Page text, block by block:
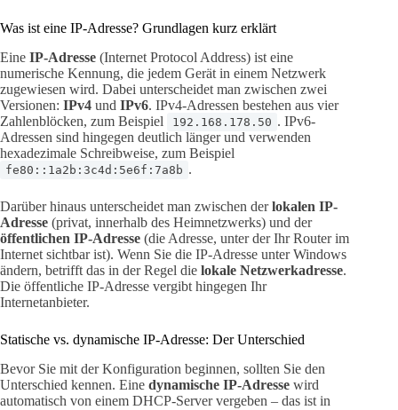
Was ist eine IP-Adresse? Grundlagen kurz erklärt
Eine IP-Adresse (Internet Protocol Address) ist eine
numerische Kennung, die jedem Gerät in einem Netzwerk
zugewiesen wird. Dabei unterscheidet man zwischen zwei
Versionen: IPv4 und IPv6. IPv4-Adressen bestehen aus vier
Zahlenblöcken, zum Beispiel
192.168.178.50 . IPv6-
Adressen sind hingegen deutlich länger und verwenden
hexadezimale Schreibweise, zum Beispiel
fe80::1a2b:3c4d:5e6f:7a8b .
Darüber hinaus unterscheidet man zwischen derlokalen IP-
Adresse (privat, innerhalb des Heimnetzwerks) und der
öffentlichen IP-Adresse (die Adresse, unter der Ihr Router im
Internet sichtbar ist). Wenn Sie die IP-Adresse unter Windows
ändern, betrifft das in der Regel die lokale Netzwerkadresse.
Die öffentliche IP-Adresse vergibt hingegen Ihr
Internetanbieter.
Statische vs. dynamische IP-Adresse: Der Unterschied
Bevor Sie mit der Konfiguration beginnen, sollten Sie den
Unterschied kennen. Eine dynamische IP-Adresse wird
automatisch von einem DHCP-Server vergeben – das ist in